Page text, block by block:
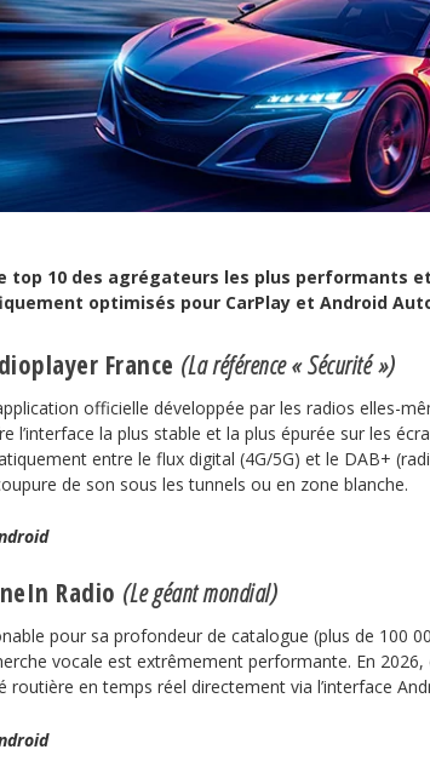
top 10 des agrégateurs les plus performants
optimisés pour CarPlay et Android
France (La référence « Sécurité »)
officielle développée par les radios elles-
l’interface la plus stable et la plus épurée sur les
entre le flux digital (4G/5G) et le DAB+
de son sous les tunnels ou en zone blanche.
Radio (Le géant mondial)
pour sa profondeur de catalogue (plus de 100
vocale est extrêmement performante. En
routière en temps réel directement via l’interface